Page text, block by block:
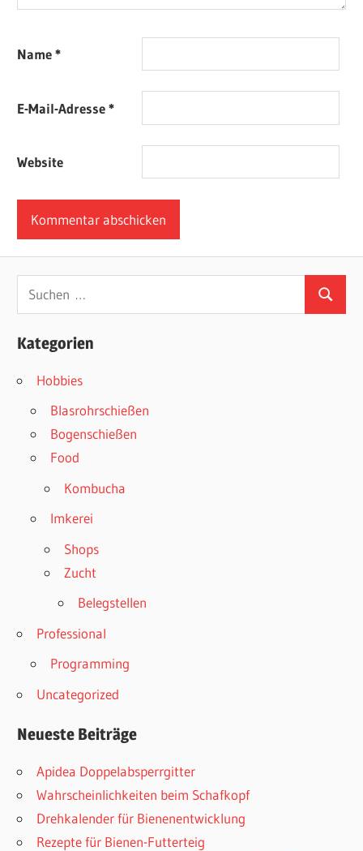
Name*
E-Mail-Adresse*
Website
Suchen
nach:
Suchen
Kategorien
Hobbies
Blasrohrschießen
Bogenschießen
Food
Kombucha
Imkerei
Shops
Zucht
Belegstellen
Professional
Programming
Uncategorized
Neueste Beiträge
Apidea Doppelabsperrgitter
Wahrscheinlichkeiten beim Schafkopf
Drehkalender für Bienenentwicklung
Rezepte für Bienen-Futterteig